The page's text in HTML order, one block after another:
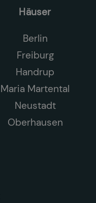
Häuser
Berlin
Freiburg
Handrup
Maria Martental
Neustadt
Oberhausen